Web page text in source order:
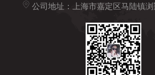
公司地址：上海市嘉定区马陆镇